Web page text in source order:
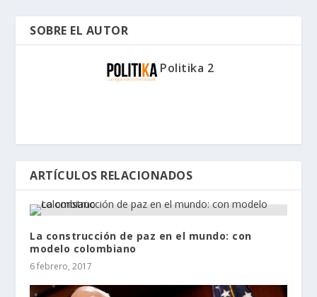
SOBRE EL AUTOR
Politika 2
ARTÍCULOS RELACIONADOS
La construcción de paz en el mundo: con
modelo colombiano
6 febrero, 2017